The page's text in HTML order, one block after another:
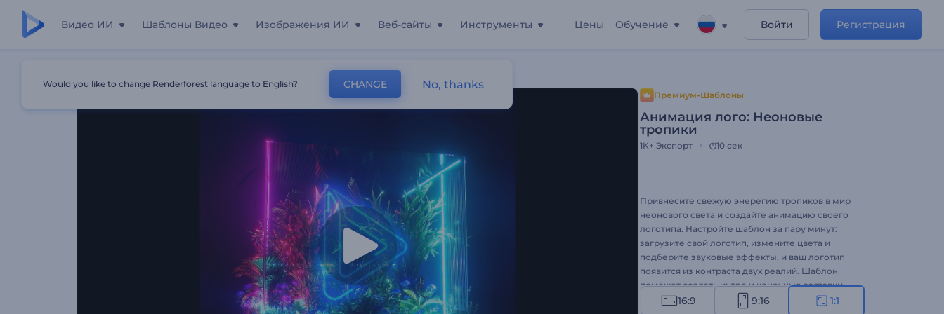
Видео ИИ Шаблоны Видео Изображения ИИ Веб-сайты Инструменты Цены Обучение Войти Регистрация
Премиум-Шаблоны
Анимация лого: Неоновые
тропики
1K+ Экспорт 10 сек
Привнесите свежую энерегию тропиков в мир
неонового света и создайте анимацию своего
логотипа. Настройте шаблон за пару минут:
загрузите свой логотип, измените цвета и
подберите звуковые эффекты, и ваш логотип
появится из контраста двух реалий. Шаблон
поможет создать интро и конечные заставки
для YouTube, заставку для проморолика и
16:9 9:16 1:1
Would you like to change Renderforest language to English? CHANGE No, thanks